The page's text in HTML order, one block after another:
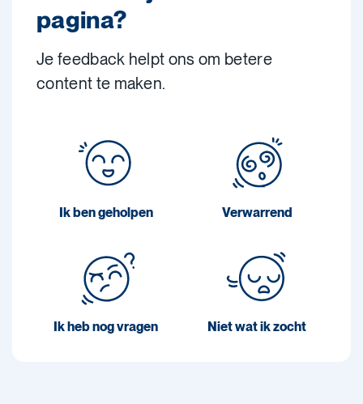
pagina?
Je feedback helpt ons om betere
content te maken.
Ik ben geholpen Verwarrend
Ik heb nog vragen Niet wat ik zocht